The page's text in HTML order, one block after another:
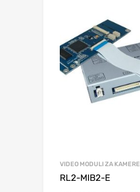
VIDEO MODULI ZA KAMERE
RL2-MIB2-E